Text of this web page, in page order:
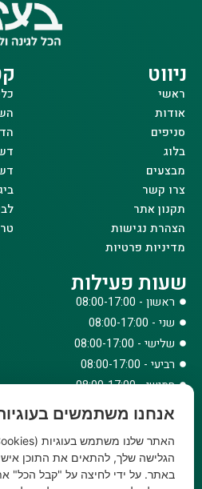
ניווט
ראשי
אודות
סניפים
בלוג
מבצעים
צרו קשר
תקנון אתר
הצהרת נגישות
מדיניות פרטיות
שעות פעילות
ראשון - 08:00-17:00
שני - 08:00-17:00
שלישי - 08:00-17:00
רביעי - 08:00-17:00
חמישי - 08:00-17:00
שישי - 08:00-12:30
צרו קשר
073-779-6243
וואטסאפ
אנחנו משתמשים
הגלישה שלך, להתאים את התוכן
באתר. על ידי לחיצה על "קבל הכל"